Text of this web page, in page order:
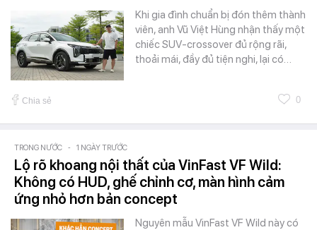
Khi gia đình chuẩn bị đón thêm thành
viên, anh Vũ Việt Hùng nhận thấy một
chiếc SUV-crossover đủ rộng rãi,
thoải mái, đầy đủ tiện nghi, lại có…
Chia sẻ 0
TRONG NƯỚC - 1 NGÀY TRƯỚC
Lộ rõ khoang nội thất của VinFast VF Wild:
Không có HUD, ghế chỉnh cơ, màn hình cảm
ứng nhỏ hơn bản concept
Nguyên mẫu VinFast VF Wild này có